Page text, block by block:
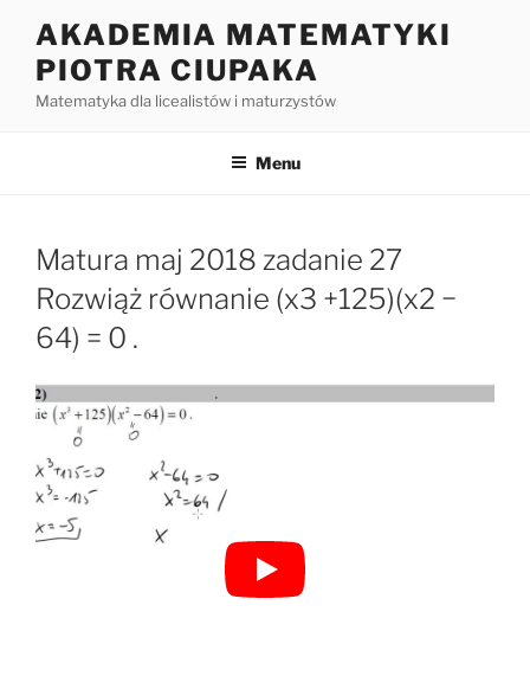
treści
AKADEMIA MATEMATYKI
PIOTRA CIUPAKA
Matematyka dla licealistów i maturzystów
Menu
Matura maj 2018 zadanie 27
Rozwiąż równanie (x3 +125)(x2 −
64) = 0 .